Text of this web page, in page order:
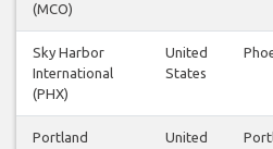
(MCO)
Sky Harbor
International
(PHX)
United
States
Portland
United